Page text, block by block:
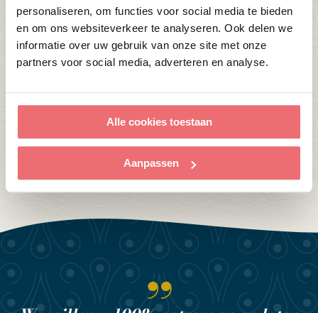
personaliseren, om functies voor social media te bieden
en om ons websiteverkeer te analyseren. Ook delen we
informatie over uw gebruik van onze site met onze
partners voor social media, adverteren en analyse.
Alle cookies toestaan
Aanpassen